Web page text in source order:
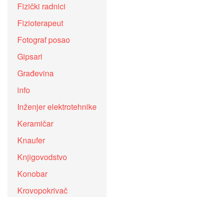
Fizički radnici
Fizioterapeut
Fotograf posao
Gipsari
Građevina
info
Inženjer elektrotehnike
Keramičar
Knaufer
Knjigovodstvo
Konobar
Krovopokrivač